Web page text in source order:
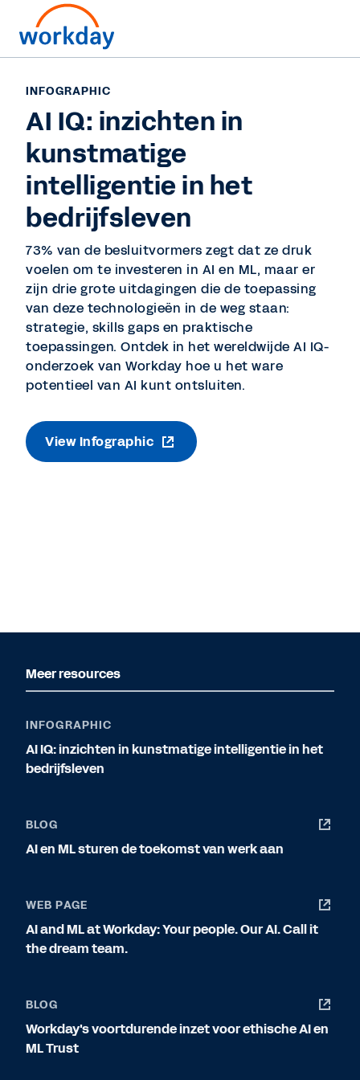
INFOGRAPHIC
AI IQ: inzichten in
kunstmatige
intelligentie in het
bedrijfsleven
73% van de besluitvormers zegt dat ze druk
voelen om te investeren in AI en ML, maar er
zijn drie grote uitdagingen die de toepassing
van deze technologieën in de weg staan:
strategie, skills gaps en praktische
toepassingen. Ontdek in het wereldwijde AI IQ-
onderzoek van Workday hoe u het ware
potentieel van AI kunt ontsluiten.
View Infographic
Meer resources
INFOGRAPHIC
AI IQ: inzichten in kunstmatige intelligentie in het
bedrijfsleven
BLOG
AI en ML sturen de toekomst van werk aan
WEB PAGE
AI and ML at Workday: Your people. Our AI. Call it
the dream team.
BLOG
Workday's voortdurende inzet voor ethische AI en
ML Trust